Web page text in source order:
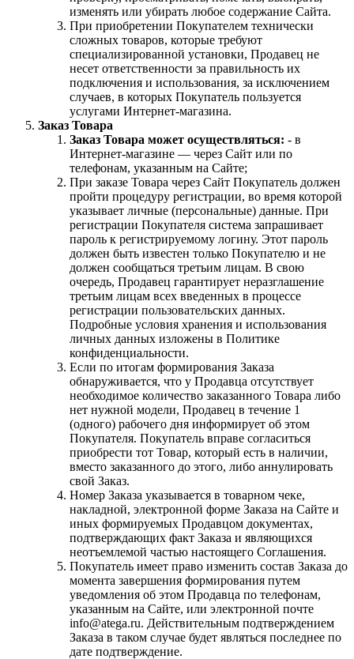
изменять или убирать любое содержание Сайта.
При приобретении Покупателем технически
сложных товаров, которые требуют
специализированной установки, Продавец не
несет ответственности за правильность их
подключения и использования, за исключением
случаев, в которых Покупатель пользуется
услугами Интернет-магазина.
Заказ Товара
Заказ Товара может осуществляться: - в
Интернет-магазине — через Сайт или по
телефонам, указанным на Сайте;
При заказе Товара через Сайт Покупатель должен
пройти процедуру регистрации, во время которой
указывает личные (персональные) данные. При
регистрации Покупателя система запрашивает
пароль к регистрируемому логину. Этот пароль
должен быть известен только Покупателю и не
должен сообщаться третьим лицам. В свою
очередь, Продавец гарантирует неразглашение
третьим лицам всех введенных в процессе
регистрации пользовательских данных.
Подробные условия хранения и использования
личных данных изложены в Политике
конфиденциальности.
Если по итогам формирования Заказа
обнаруживается, что у Продавца отсутствует
необходимое количество заказанного Товара либо
нет нужной модели, Продавец в течение 1
(одного) рабочего дня информирует об этом
Покупателя. Покупатель вправе согласиться
приобрести тот Товар, который есть в наличии,
вместо заказанного до этого, либо аннулировать
свой Заказ.
Номер Заказа указывается в товарном чеке,
накладной, электронной форме Заказа на Сайте и
иных формируемых Продавцом документах,
подтверждающих факт Заказа и являющихся
неотъемлемой частью настоящего Соглашения.
Покупатель имеет право изменить состав Заказа до
момента завершения формирования путем
уведомления об этом Продавца по телефонам,
указанным на Сайте, или электронной почте
info@atega.ru. Действительным подтверждением
Заказа в таком случае будет являться последнее по
дате подтверждение.